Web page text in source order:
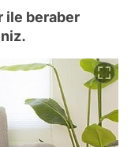
ile beraber